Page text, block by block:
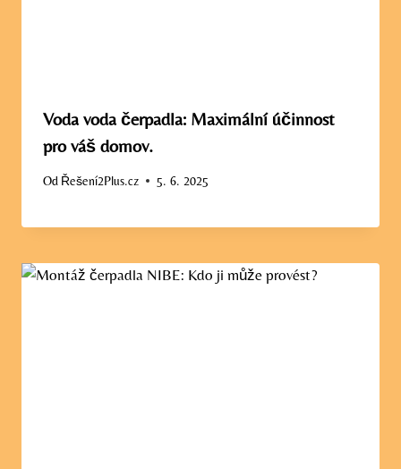
Voda voda čerpadla: Maximální účinnost
pro váš domov.
Od Řešení2Plus.cz 5. 6. 2025